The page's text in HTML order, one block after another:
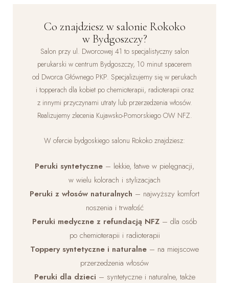
i tramwajowe kursujące przez centrum zatrzymują się
w pobliżu dworca. Parking dostępny na okolicznych ulicach.
W razie wątpliwości zadzwoń pod52 300 24 32– chętnie
naprowdzimy.
Co znajdziesz w salonie Rokoko
w Bydgoszczy?
Salon przy ul. Dworcowej 41 to specjalistyczny salon
perukarski w centrum Bydgoszczy, 10 minut spacerem
od Dworca Głównego PKP. Specjalizujemy się w perukach
i topperach dla kobiet po chemioterapii, radioterapii oraz
z innymi przyczynami utraty lub przerzedzenia włosów.
Realizujemy zlecenia Kujawsko-Pomorskiego OW NFZ.
W ofercie bydgoskiego salonu Rokoko znajdziesz:
Peruki syntetyczne – lekkie, łatwe w pielęgnacji,
w wielu kolorach i stylizacjach
Peruki z włosów naturalnych – najwyższy komfort
noszenia i trwałość
Peruki medyczne z refundacją NFZ – dla osób
po chemioterapii i radioterapii
Toppery syntetyczne i naturalne – na miejscowe
przerzedzenia włosów
Peruki dla dzieci – syntetyczne i naturalne, także